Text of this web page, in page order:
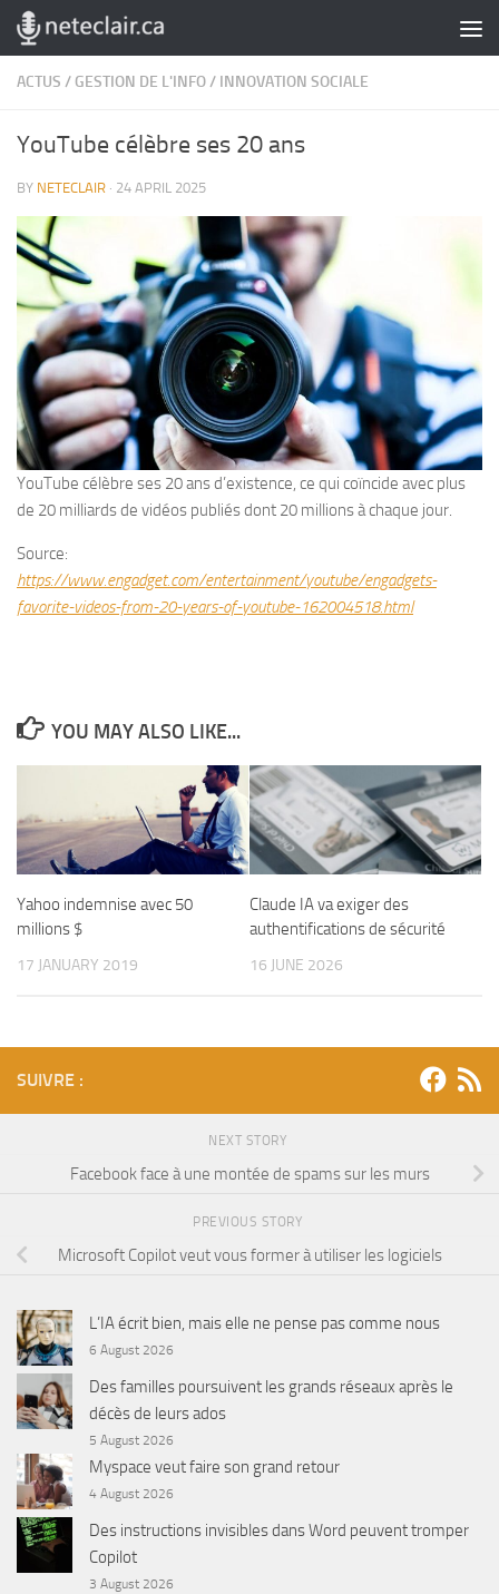
Skip to content
ACTUS / GESTION DE L'INFO/ INNOVATION SOCIALE
YouTube célèbre ses 20 ans
BY NETECLAIR · 24 APRIL 2025
YouTube célèbre ses 20 ans d’existence, ce qui coïncide avec plus
de 20 milliards de vidéos publiés dont 20 millions à chaque jour.
Source:
https://www.engadget.com/entertainment/youtube/engadgets-
favorite-videos-from-20-years-of-youtube-162004518.html
YOU MAY ALSO LIKE...
Yahoo indemnise avec 50
millions $
17 JANUARY 2019
Claude IA va exiger des
authentifications de sécurité
16 JUNE 2026
SUIVRE :
NEXT STORY
Facebook face à une montée de spams sur les murs
PREVIOUS STORY
Microsoft Copilot veut vous former à utiliser les logiciels
L’IA écrit bien, mais elle ne pense pas comme nous
6 August 2026
Des familles poursuivent les grands réseaux après le
décès de leurs ados
5 August 2026
Myspace veut faire son grand retour
4 August 2026
Des instructions invisibles dans Word peuvent tromper
Copilot
3 August 2026